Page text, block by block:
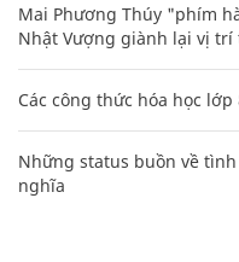
Mai Phương Thúy "phím
Nhật Vượng giành lại vị
Các công thức hóa học
Những status buồn về
nghĩa